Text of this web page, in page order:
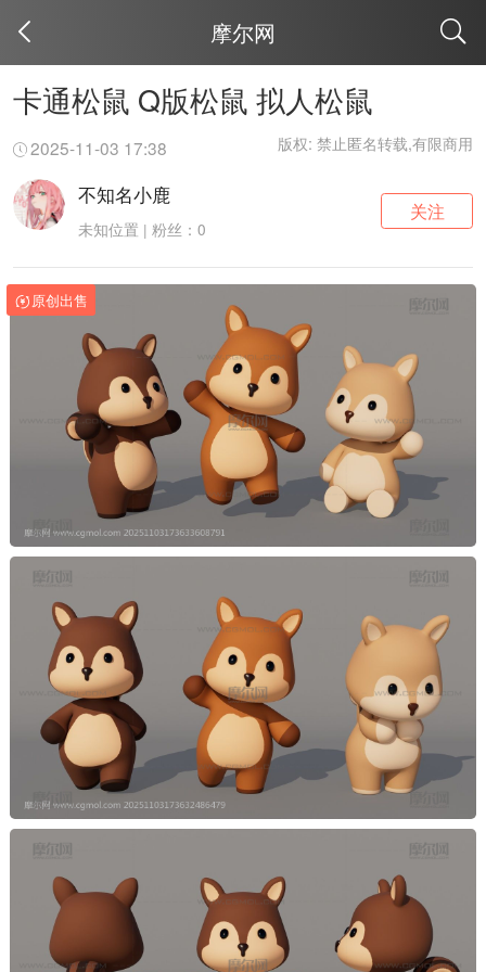
摩尔网
卡通松鼠 Q版松鼠 拟人松鼠
2025-11-03 17:38 版权: 禁止匿名转载,有限商用
不知名小鹿
未知位置 | 粉丝：0
关注
原创出售
取消